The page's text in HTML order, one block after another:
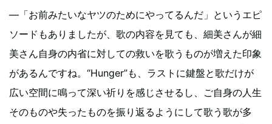
―「お前みたいなヤツのためにやってるんだ」というエピ
ソードもありましたが、歌の内容を見ても、細美さんが細
美さん自身の内省に対しての救いを歌うものが増えた印象
があるんですね。“Hunger”も、ラストに鍵盤と歌だけが
広い空間に鳴って深い祈りを感じさせるし、ご自身の人生
そのものや失ったものを振り返るようにして歌う歌が多